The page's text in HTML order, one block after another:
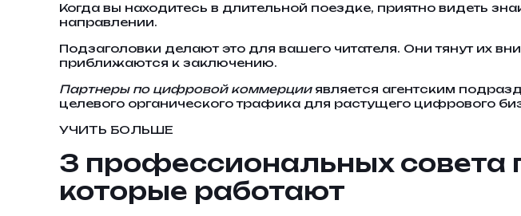
Когда вы находитесь в длительной поездке, приятно видеть
направлении.
Подзаголовки делают это для вашего читателя. Они тянут их
приближаются к заключению.
Партнеры по цифровой коммерцииявляется агентским
целевого органического трафика для растущего цифрового
УЧИТЬ БОЛЬШЕ
3 профессиональных совета
которые работают